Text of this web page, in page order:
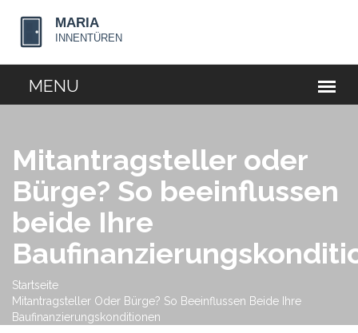
Mitantragsteller oder
Bürge? So beeinflussen
beide Ihre
Startseite
Mitantragsteller Oder Bürge? So Beeinflussen Beide Ihre
Baufinanzierungskonditionen